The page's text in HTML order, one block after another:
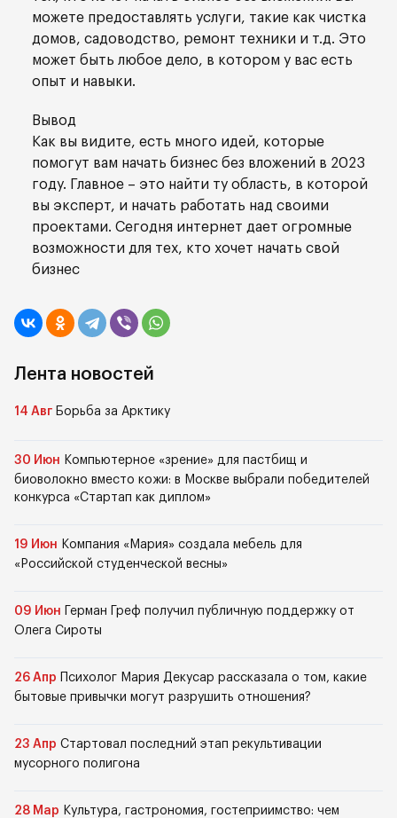
можете предоставлять услуги, такие как чистка
домов, садоводство, ремонт техники и т.д. Это
может быть любое дело, в котором у вас есть
опыт и навыки.
Вывод
Как вы видите, есть много идей, которые
помогут вам начать бизнес без вложений в 2023
году. Главное – это найти ту область, в которой
вы эксперт, и начать работать над своими
проектами. Сегодня интернет дает огромные
возможности для тех, кто хочет начать свой
бизнес
Лента новостей
14 Авг Борьба за Арктику
30 Июн Компьютерное «зрение» для пастбищ и
биоволокно вместо кожи: в Москве выбрали победителей
конкурса «Стартап как диплом»
19 Июн Компания «Мария» создала мебель для
«Российской студенческой весны»
09 Июн
Герман Греф получил публичную поддержку от
Олега Сироты
26 Апр
Психолог Мария Декусар рассказала о том, какие
бытовые привычки могут разрушить отношения?
23 Апр Стартовал последний этап рекультивации
мусорного полигона
28 Мар Культура, гастрономия, гостеприимство: чем